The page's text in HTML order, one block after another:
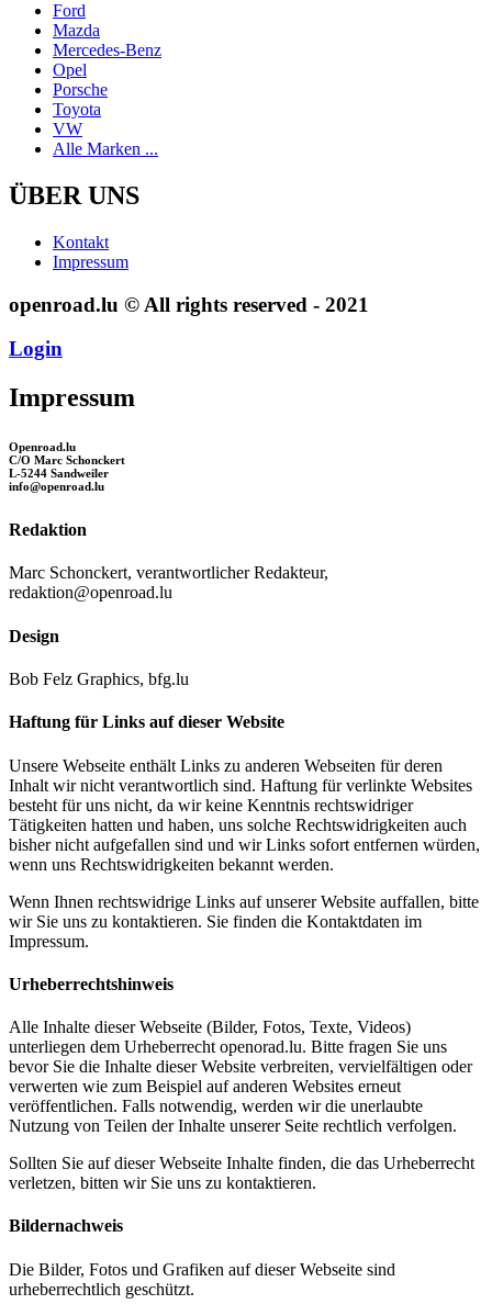
Ford
Mazda
Mercedes-Benz
Opel
Porsche
Toyota
VW
Alle Marken ...
ÜBER UNS
Kontakt
Impressum
openroad.lu © All rights reserved - 2021
Login
Impressum
Openroad.lu
C/O Marc Schonckert
L-5244 Sandweiler
info@openroad.lu
Redaktion
Marc Schonckert, verantwortlicher Redakteur,
redaktion@openroad.lu
Design
Bob Felz Graphics, bfg.lu
Haftung für Links auf dieser Website
Unsere Webseite enthält Links zu anderen Webseiten für deren
Inhalt wir nicht verantwortlich sind. Haftung für verlinkte Websites
besteht für uns nicht, da wir keine Kenntnis rechtswidriger
Tätigkeiten hatten und haben, uns solche Rechtswidrigkeiten auch
bisher nicht aufgefallen sind und wir Links sofort entfernen würden,
wenn uns Rechtswidrigkeiten bekannt werden.
Wenn Ihnen rechtswidrige Links auf unserer Website auffallen, bitte
wir Sie uns zu kontaktieren. Sie finden die Kontaktdaten im
Impressum.
Urheberrechtshinweis
Alle Inhalte dieser Webseite (Bilder, Fotos, Texte, Videos)
unterliegen dem Urheberrecht openorad.lu. Bitte fragen Sie uns
bevor Sie die Inhalte dieser Website verbreiten, vervielfältigen oder
verwerten wie zum Beispiel auf anderen Websites erneut
veröffentlichen. Falls notwendig, werden wir die unerlaubte
Nutzung von Teilen der Inhalte unserer Seite rechtlich verfolgen.
Sollten Sie auf dieser Webseite Inhalte finden, die das Urheberrecht
verletzen, bitten wir Sie uns zu kontaktieren.
Bildernachweis
Die Bilder, Fotos und Grafiken auf dieser Webseite sind
urheberrechtlich geschützt.